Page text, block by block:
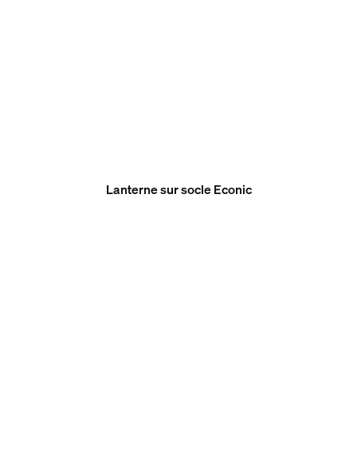
Lanterne sur socle Econic